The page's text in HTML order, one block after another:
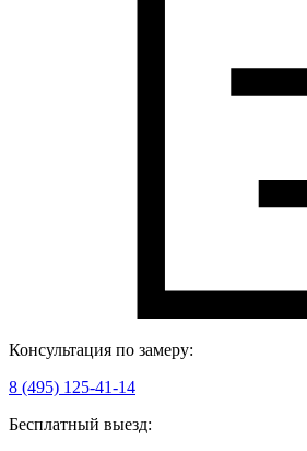
Консультация по замеру:
8 (495) 125-41-14
Бесплатный выезд: